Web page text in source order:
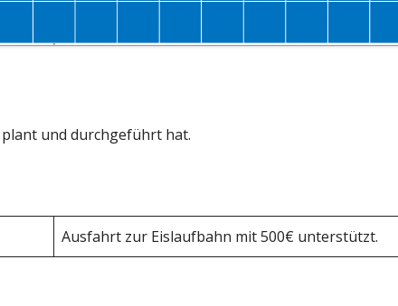
und durchgeführt hat.
Ausfahrt zur Eislaufbahn mit 500€ unterstützt.